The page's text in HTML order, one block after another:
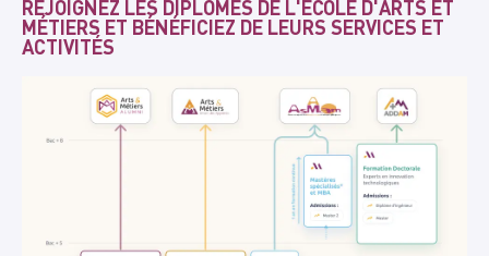
REJOIGNEZ LES DIPLÔMÉS DE L'ÉCOLE D'ARTS ET
MÉTIERS ET BÉNÉFICIEZ DE LEURS SERVICES ET
ACTIVITÉS